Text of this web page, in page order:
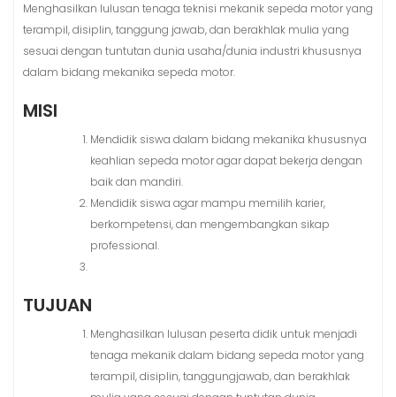
Menghasilkan lulusan tenaga teknisi mekanik sepeda motor yang
terampil, disiplin, tanggung jawab, dan berakhlak mulia yang
sesuai dengan tuntutan dunia usaha/dunia industri khususnya
dalam bidang mekanika sepeda motor.
MISI
Mendidik siswa dalam bidang mekanika khususnya
keahlian sepeda motor agar dapat bekerja dengan
baik dan mandiri.
Mendidik siswa agar mampu memilih karier,
berkompetensi, dan mengembangkan sikap
professional.
TUJUAN
Menghasilkan lulusan peserta didik untuk menjadi
tenaga mekanik dalam bidang sepeda motor yang
terampil, disiplin, tanggungjawab, dan berakhlak